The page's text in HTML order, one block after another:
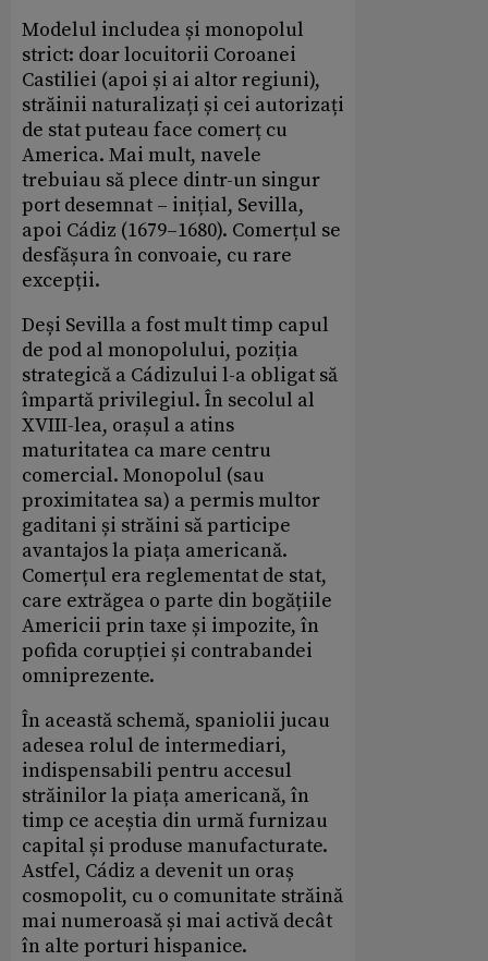
Modelul includea și monopolul
strict: doar locuitorii Coroanei
Castiliei (apoi și ai altor regiuni),
străinii naturalizați și cei autorizați
de stat puteau face comerț cu
America. Mai mult, navele
trebuiau să plece dintr-un singur
port desemnat – inițial, Sevilla,
apoi Cádiz (1679–1680). Comerțul se
desfășura în convoaie, cu rare
excepții.
Deși Sevilla a fost mult timp capul
de pod al monopolului, poziția
strategică a Cádizului l-a obligat să
împartă privilegiul. În secolul al
XVIII-lea, orașul a atins
maturitatea ca mare centru
comercial. Monopolul (sau
proximitatea sa) a permis multor
gaditani și străini să participe
avantajos la piața americană.
Comerțul era reglementat de stat,
care extrăgea o parte din bogățiile
Americii prin taxe și impozite, în
pofida corupției și contrabandei
omniprezente.
În această schemă, spaniolii jucau
adesea rolul de intermediari,
indispensabili pentru accesul
străinilor la piața americană, în
timp ce aceștia din urmă furnizau
capital și produse manufacturate.
Astfel, Cádiz a devenit un oraș
cosmopolit, cu o comunitate străină
mai numeroasă și mai activă decât
în alte porturi hispanice.